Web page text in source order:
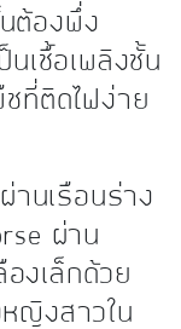
ต้องพึ่ง
นเชื้อเพลิงชั้น
ชที่ติดไฟง่าย
นเรือนร่าง
ผ่าน
งเล็กด้วย
หญิงสาวใน